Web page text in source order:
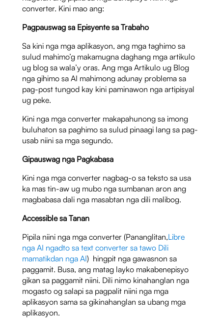
converter. Kini mao ang:
Pagpauswag sa Episyente sa Trabaho
Sa kini nga mga aplikasyon, ang mga taghimo sa
sulud mahimo’g makamugna daghang mga artikulo
ug blog sa wala’y oras. Ang mga Artikulo ug Blog
nga gihimo sa AI mahimong adunay problema sa
pag-post tungod kay kini paminawon nga artipisyal
ug peke.
Kini nga mga converter makapahunong sa imong
buluhaton sa paghimo sa sulud pinaagi lang sa pag-
usab niini sa mga segundo.
Gipauswag nga Pagkabasa
Kini nga mga converter nagbag-o sa teksto sa usa
ka mas tin-aw ug mubo nga sumbanan aron ang
magbabasa dali nga masabtan nga dili malibog.
Accessible sa Tanan
Pipila niini nga mga converter (Pananglitan,Libre
nga AI ngadto sa text converter sa tawo Dili
mamatikdan nga AI) hingpit nga gawasnon sa
paggamit. Busa, ang matag layko makabenepisyo
gikan sa paggamit niini. Dili nimo kinahanglan nga
mogasto og salapi sa pagpalit niini nga mga
aplikasyon sama sa gikinahanglan sa ubang mga
aplikasyon.